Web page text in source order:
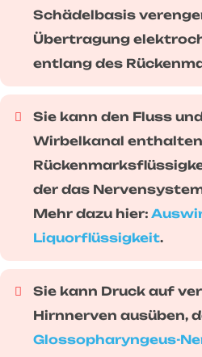
Schädelbasis
Übertragung
entlang des
Sie kann den Fluss
Wirbelkanal
der das
Mehr dazu hier:
Liquorflüssigkeit.
Sie kann Druck auf
Hirnnerven ausüben,
Glossopharyngeus-